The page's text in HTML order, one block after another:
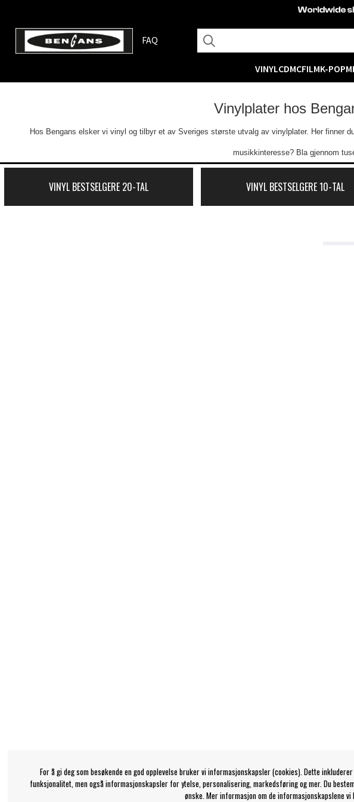
FAQ
VINYLCDMCFILMK-POP
Vinylplater hos
Hos Bengans elsker vi vinyl og tilbyr et av Sveriges største utvalg av vinylplater. Her finner
musikkinteresse? Bla gjennom
VINYL BESTSELGERE 20-TAL VINYL BESTSELGERE 10-TAL
For å gi deg som besøkende en god opplevelse bruker vi informasjonskapsler (cookies). Dette
funksjonalitet, men også informasjonskapsler for ytelse, personalisering, markedsføring og mer. Du
ønske. Mer informasjon om de informasjonskapslene